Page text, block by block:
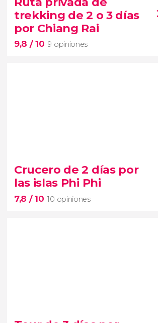
aventura de 5 días
lo mejor de Ayutthaya,
Rai y Chiang Mai
trekking de 2 o 3 días
por Chiang Rai
9,8 / 10 9 opiniones
9 opiniones
Recorre campos de arroz,
té y conoce a las tribus locales de
Crucero de 2 días por
las islas Phi Phi
7,8 / 10 10 opiniones
10 opiniones